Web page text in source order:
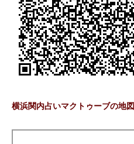
横浜関内占いマクトゥーブの地図